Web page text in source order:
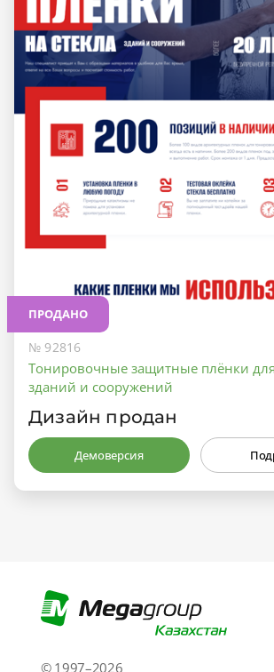
ПРОДАНО
№ 92816
Тонировочные защитные плёнки для
зданий и сооружений
Дизайн продан
Демоверсия
© 1997–2026